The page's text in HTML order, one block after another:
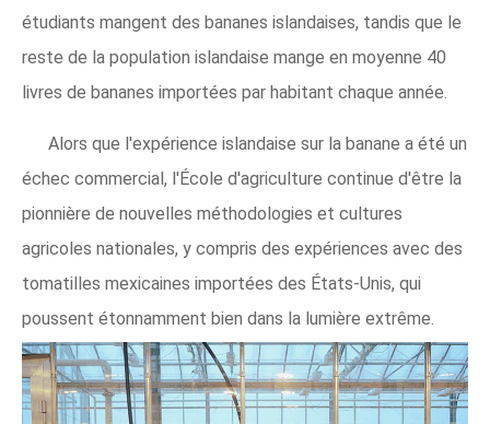
étudiants mangent des bananes islandaises, tandis que le
reste de la population islandaise mange en moyenne 40
livres de bananes importées par habitant chaque année.
Alors que l'expérience islandaise sur la banane a été un
échec commercial, l'École d'agriculture continue d'être la
pionnière de nouvelles méthodologies et cultures
agricoles nationales, y compris des expériences avec des
tomatilles mexicaines importées des États-Unis, qui
poussent étonnamment bien dans la lumière extrême.